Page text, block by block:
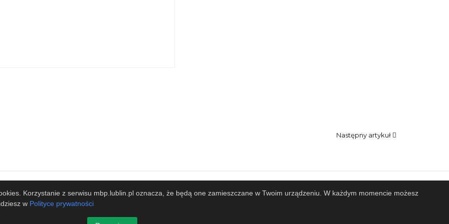
Następny artykuł
Współpracujemy
Projekt i wykonanieDesign-Joomla.pl
Korzystanie z serwisu mbp.lublin.pl oznacza, że będą one zamieszczane w Twoim urządzeniu. W każdym momencie możesz
w Polityce prywatności